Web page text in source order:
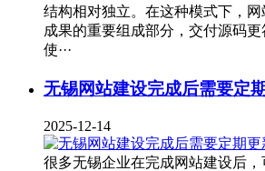
结构相对独立。在这种模式下，网
成果的重要组成部分，交付源码
使···
无锡网站建设完成后需要定
2025-12-14
很多无锡企业在完成网站建设后